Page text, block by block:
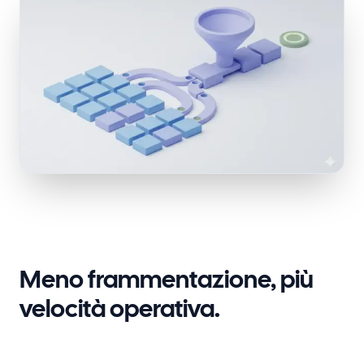
Meno frammentazione, più
velocità operativa.